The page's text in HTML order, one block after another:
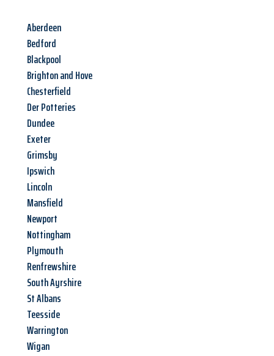
Aberdeen
Bedford
Blackpool
Brighton and Hove
Chesterfield
Der Potteries
Dundee
Exeter
Grimsby
Ipswich
Lincoln
Mansfield
Newport
Nottingham
Plymouth
Renfrewshire
South Ayrshire
St Albans
Teesside
Warrington
Wigan